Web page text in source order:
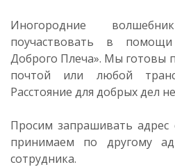
Иногородние
поучаствовать в
Доброго Плеча». Мы готовы
почтой или любой
Расстояние для добрых дел
Просим запрашивать адрес
принимаем по другому
сотрудника.